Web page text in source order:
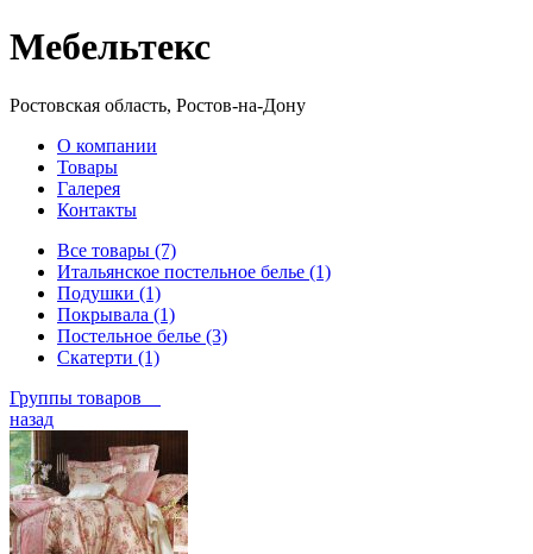
Мебельтекс
Ростовская область, Ростов-на-Дону
О компании
Товары
Галерея
Контакты
Все товары (7)
Итальянское постельное белье (1)
Подушки (1)
Покрывала (1)
Постельное белье (3)
Скатерти (1)
Группы товаров
назад